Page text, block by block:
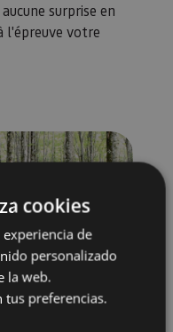
surprise en
l'épreuve votre
cookies
de
personalizado
la web.
tus preferencias.